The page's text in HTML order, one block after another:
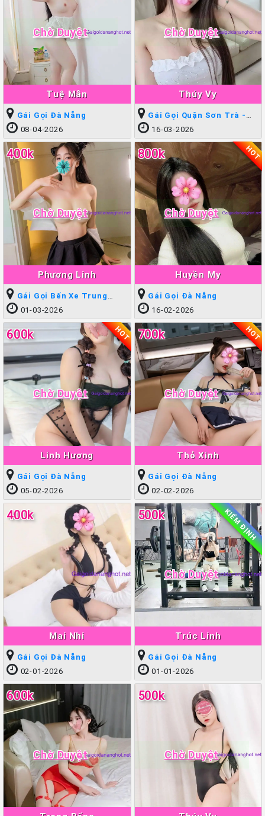
Tuệ Mẫn
Chờ Duyệt
Gái Gọi Đà Nẵng
08-04-2026
Thúy Vy
Chờ Duyệt
Gái Gọi Quận Sơn Trà -
Quận 316-03-2026
Phương Linh
400k
Chờ Duyệt
Gái Gọi Bến Xe Trung
Tâm01-03-2026
Huyền My
800k HOT
Chờ Duyệt
Gái Gọi Đà Nẵng
16-02-2026
Linh Hương
600k HOT
Chờ Duyệt
Gái Gọi Đà Nẵng
05-02-2026
Thỏ Xinh
700k HOT
Chờ Duyệt
Gái Gọi Đà Nẵng
02-02-2026
Mai Nhi
400k
Gái Gọi Đà Nẵng
02-01-2026
Trúc Linh
500k KIỂM ĐỊNH
Chờ Duyệt
Gái Gọi Đà Nẵng
01-01-2026
600k
Chờ Duyệt
500k
Chờ Duyệt